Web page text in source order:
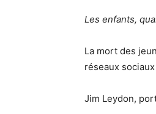
Les enfants,
La mort des
réseaux
Jim Leydon,